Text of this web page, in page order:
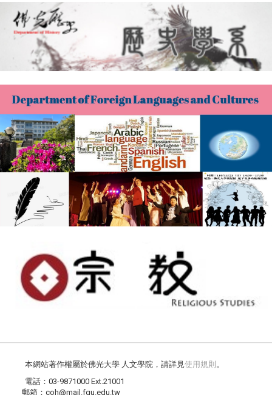
本網站著作權屬於佛光大學 人文學院，請詳見使用規則 。
電話：03-9871000 Ext.21001
郵箱：coh@mail.fgu.edu.tw